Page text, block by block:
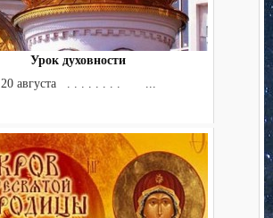
Урок духовности
20 августа . . . . . . . . ...